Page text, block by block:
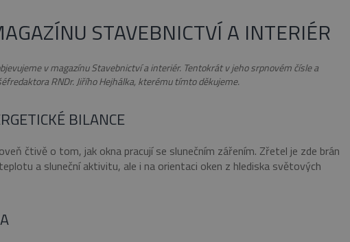
STAVEBNICTVÍ A INTERIÉR
v magazínu Stavebnictví a interiér. Tentokrát v jeho srpnovém čísle a
RNDr. Jiřího Hejhálka, kterému tímto děkujeme.
BILANCE
čtivě o tom, jak okna pracují se slunečním zářením. Zřetel je zde brán
a sluneční aktivitu, ale i na orientaci oken z hlediska světových